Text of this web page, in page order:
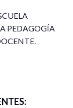
PEDAGOGÍA
PROPUESTOS